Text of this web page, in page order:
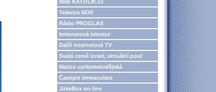
Web KATOLIK.cz
Televize NOE
Rádio PROGLAS
Internetová televize
Další internetové TV
Svatá země Izrael, virtuální pouť
Matice cyrilometodějská
Časopis Immaculata
JukeBox on-line